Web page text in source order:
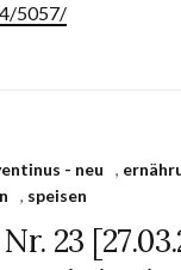
5057/
- neu ,
, speisen
23